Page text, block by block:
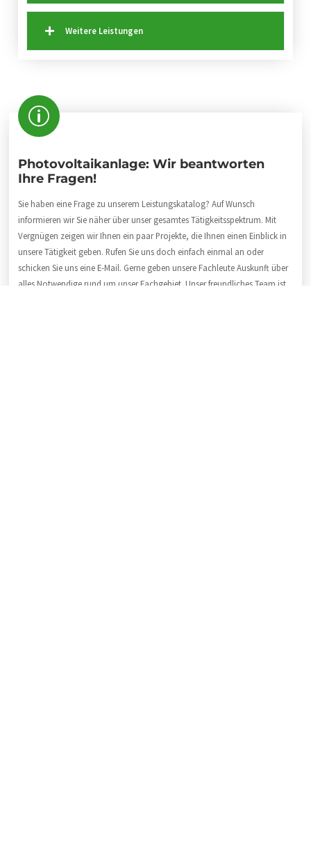
Weitere Leistungen
Photovoltaikanlage: Wir beantworten
Ihre Fragen!
Sie haben eine Frage zu unserem Leistungskatalog? Auf Wunsch
informieren wir Sie näher über unser gesamtes Tätigkeitsspektrum. Mit
Vergnügen zeigen wir Ihnen ein paar Projekte, die Ihnen einen Einblick in
unsere Tätigkeit geben. Rufen Sie uns doch einfach einmal an oder
schicken Sie uns eine E-Mail. Gerne geben unsere Fachleute Auskunft über
alles Notwendige rund um unser Fachgebiet. Unser freundliches Team ist